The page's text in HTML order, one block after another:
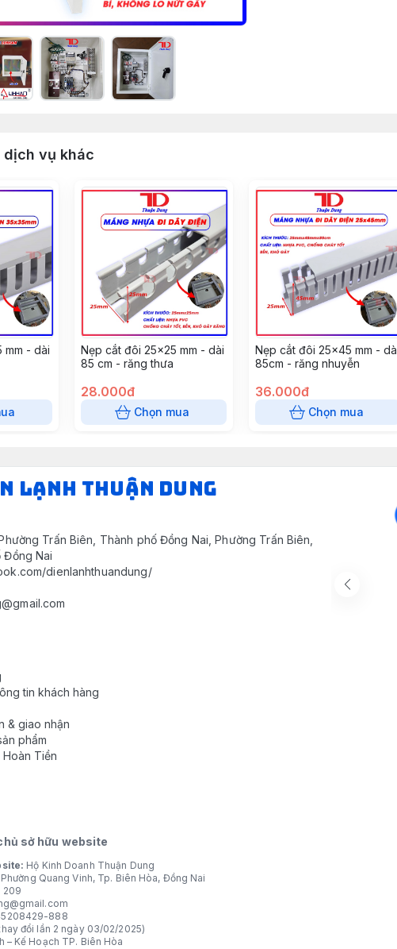
dịch vụ khác
mm - dài
Nẹp cắt đôi 25x25 mm - dài
85 cm - răng thưa
28.000đ
Chọn mua
Nẹp cắt đôi 25x45 mm -
85cm - răng nhuyễn
36.000đ
Chọn mua
LẠNH THUẬN DUNG
Trấn Biên, Thành phố Đồng Nai, Phường Trấn Biên,
Đồng Nai
dienlanhthuandung/
tin khách hàng
& giao nhận
phẩm
Tiền
sở hữu website
Hộ Kinh Doanh Thuận Dung
Phường Quang Vinh, Tp. Biên Hòa, Đồng Nai
209
888
đổi lần 2 ngày 03/02/2025)
– Kế Hoạch TP. Biên Hòa